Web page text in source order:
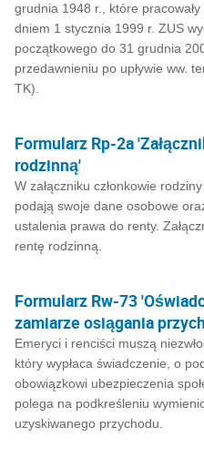
grudnia 1948 r., które
dniem 1 stycznia 1999 r. ZUS
początkowego do 31 grudnia
przedawnieniu po upływie ww.
TK).
Formularz Rp-2a
rodzinną'
W załączniku członkowie
podają swoje dane osobowe
ustalenia prawa do renty.
rentę rodzinną.
Formularz Rw-73
zamiarze osiągania
Emeryci i renciści muszą
który wypłaca świadczenie, o
obowiązkowi ubezpieczenia
polega na podkreśleniu
uzyskiwanego przychodu.